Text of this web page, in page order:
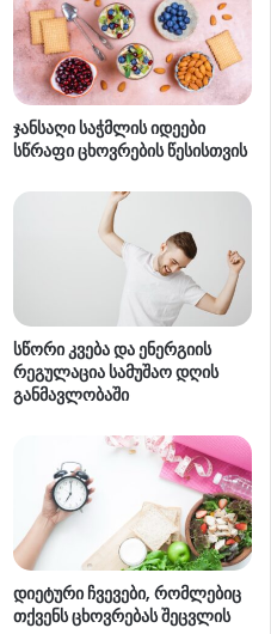
ჯანსაღი საჭმლის იდეები
სწრაფი ცხოვრების წესისთვის
სწორი კვება და ენერგიის
რეგულაცია სამუშაო დღის
განმავლობაში
დიეტური ჩვევები, რომლებიც
თქვენს ცხოვრებას შეცვლის